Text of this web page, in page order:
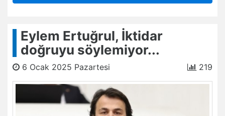
Eylem Ertuğrul, İktidar
doğruyu söylemiyor...
6 Ocak 2025 Pazartesi 219